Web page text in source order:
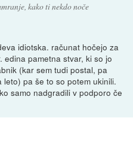
kako ti nekdo noče
idiotska. računat hočejo za
pametna stvar, ki so jo
(kar sem tudi postal, pa
pa še to so potem ukinili.
samo nadgradili v podporo če